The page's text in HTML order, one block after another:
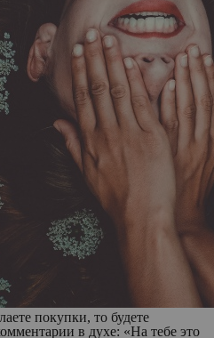
покупки, то будете
в духе: «На тебе это